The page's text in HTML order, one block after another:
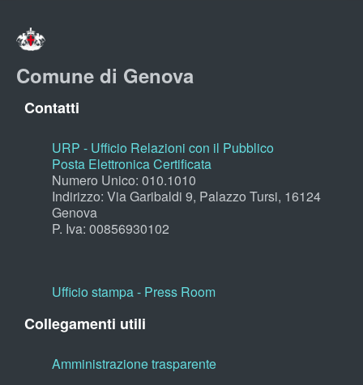
Comune di Genova
Contatti
URP - Ufficio Relazioni con il Pubblico
Posta Elettronica Certificata
Numero Unico: 010.1010
Indirizzo: Via Garibaldi 9, Palazzo Tursi, 16124
Genova
P. Iva: 00856930102
Ufficio stampa - Press Room
Collegamenti utili
Amministrazione trasparente